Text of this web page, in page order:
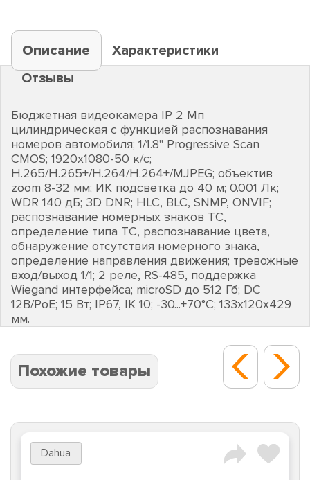
Описание
Характеристики
Отзывы
Бюджетная видеокамера IP 2 Мп
цилиндрическая с функцией распознавания
номеров автомобиля; 1/1.8" Progressive Scan
CMOS; 1920х1080-50 к/с;
H.265/H.265+/H.264/H.264+/MJPEG; объектив
zoom 8-32 мм; ИК подсветка до 40 м; 0.001 Лк;
WDR 140 дБ; 3D DNR; HLC, BLC, SNMP, ONVIF;
распознавание номерных знаков ТС,
определение типа ТС, распознавание цвета,
обнаружение отсутствия номерного знака,
определение направления движения; тревожные
вход/выход 1/1; 2 реле, RS-485, поддержка
Wiegand интерфейса; microSD до 512 Гб; DC
12В/PoE; 15 Вт; IP67, IK 10; -30...+70°C; 133х120х429
мм.
Похожие товары
Dahua